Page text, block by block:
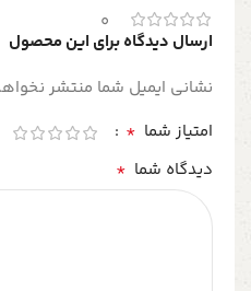
0
ارسال دیدگاه برای این محصول
نشانی ایمیل شما منتشر
امتیاز شما *
دیدگاه شما *